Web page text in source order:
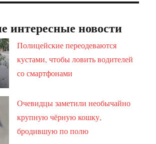
интересные новости
Полицейские переодеваются
кустами, чтобы ловить водителей
со смартфонами
Очевидцы заметили необычайно
крупную чёрную кошку,
бродившую по полю